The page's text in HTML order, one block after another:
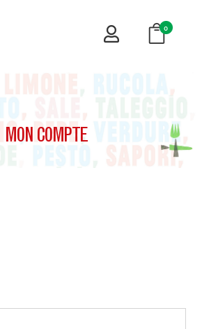
0
MON COMPTE